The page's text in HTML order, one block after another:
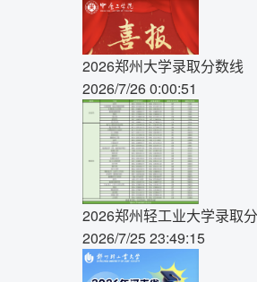
2026郑州大学录取分数线
2026/7/26 0:00:51
2026郑州轻工业大学录取
2026/7/25 23:49:15